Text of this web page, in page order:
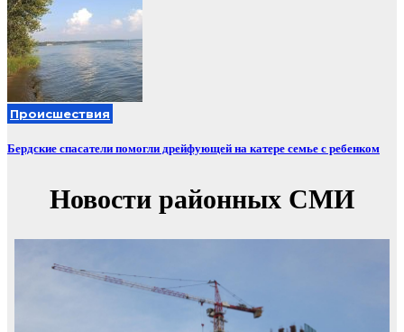
Происшествия
Бердские спасатели помогли дрейфующей на катере семье с ребенком